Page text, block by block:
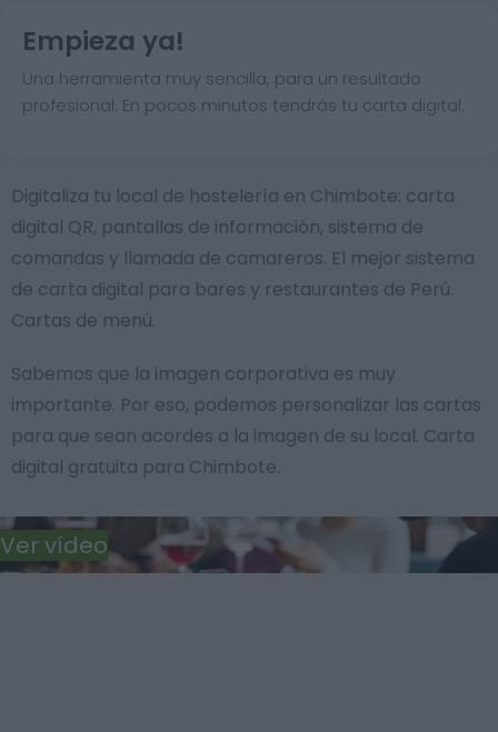
Empieza ya!
Una herramienta muy sencilla, para un resultado
profesional. En pocos minutos tendrás tu carta digital.
Digitaliza tu local de hostelería en Chimbote: carta
digital QR, pantallas de información, sistema de
comandas y llamada de camareros. El mejor sistema
de carta digital para bares y restaurantes de Perú.
Cartas de menú.
Sabemos que la imagen corporativa es muy
importante. Por eso, podemos personalizar las cartas
para que sean acordes a la imagen de su local. Carta
digital gratuita para Chimbote.
Ver vídeo